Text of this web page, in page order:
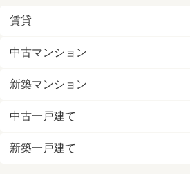
賃貸
中古マンション
新築マンション
中古一戸建て
新築一戸建て